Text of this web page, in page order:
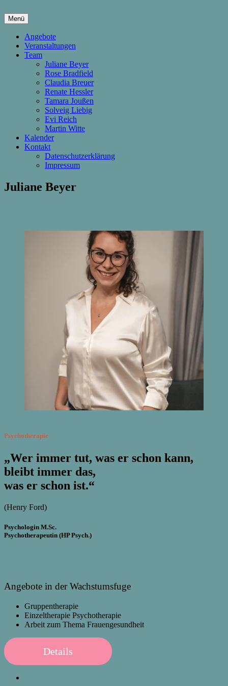
zum
InhaltDie Wachstumsfuge
Menü
Angebote
Veranstaltungen
Team
Juliane Beyer
Rose Bradfield
Claudia Breuer
Renate Hessler
Tamara Joußen
Solveig Liebig
Evi Reich
Martin Witte
Kalender
Kontakt
Datenschutzerklärung
Impressum
Juliane Beyer
Psychotherapie
„Wer immer tut, was er schon kann,
bleibt immer das,
was er schon ist.“
(Henry Ford)
Psychologin M.Sc.
Psychotherapeutin (HP Psych.)
Angebote in der Wachstumsfuge
Gruppentherapie
Einzeltherapie Psychotherapie
Arbeit zum Thema Frauengesundheit
Details